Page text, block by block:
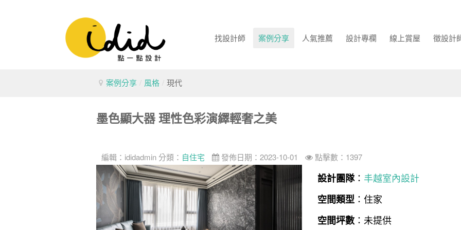
找設計師 案例分享 人氣推薦 設計專欄 線上賞屋 徵設計
案例分享 / 風格 / 現代
墨色顯大器 理性色彩演繹輕奢之美
編輯： ididadmin 分類： 自住宅 發佈日期：2023-10-01 點擊數：1397
設計團隊： 丰越室內設計
空間類型 ：住家
空間坪數 ：未提供